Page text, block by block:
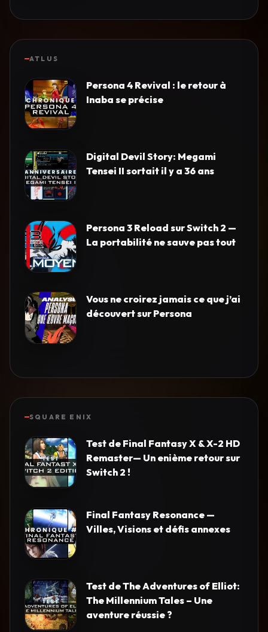
ATLUS
Persona 4 Revival : le retour à
Inaba se précise
Digital Devil Story: Megami
Tensei II sortait il y a 36 ans
Persona 3 Reload sur Switch 2 —
La portabilité ne sauve pas tout
Vous ne croirez jamais ce que j’ai
découvert sur Persona
SQUARE ENIX
Test de Final Fantasy X & X-2 HD
Remaster— Un enième retour sur
Switch 2 !
Final Fantasy Resonance —
Villes, Visions et défis annexes
Test de The Adventures of Elliot:
The Millennium Tales – Une
aventure réussie ?